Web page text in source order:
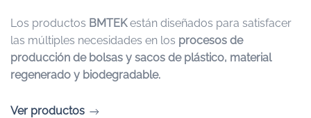
Los productos BMTEKestán diseñados para satisfacer
las múltiples necesidades en los procesos de
producción de bolsas y sacos de plástico, material
regenerado y biodegradable.
Ver productos